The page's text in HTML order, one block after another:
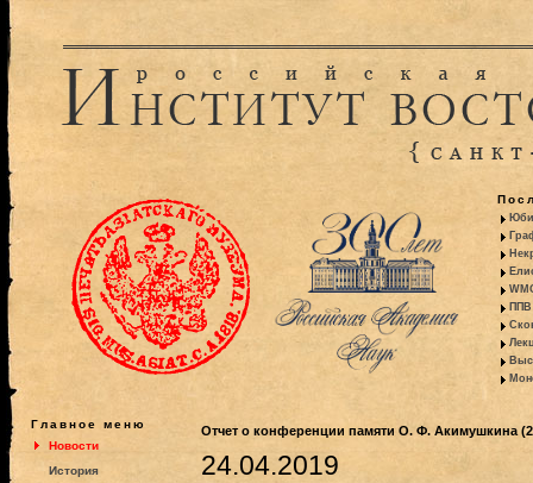
ППВ
Главное меню
Новости
История
Отчет о конференции памяти О. Ф. Акимушкина
24.04.2019